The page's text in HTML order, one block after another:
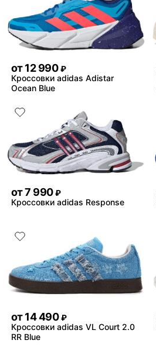
от12 990 ₽
Кроссовки adidas Adistar
Ocean Blue
от7 990 ₽
Кроссовки adidas Response
от14 490 ₽
Кроссовки adidas VL Court 2.0
RR Blue